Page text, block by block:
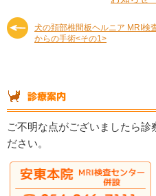
犬の頚部椎間板ヘルニア MRI検
からの手術<その1>
ご不明な点がございましたら診
ださい。